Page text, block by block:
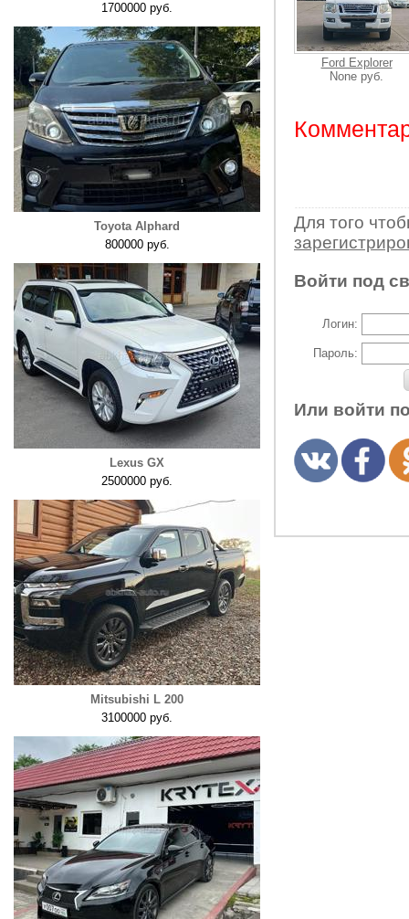
1700000 руб.
Toyota Alphard
800000 руб.
Lexus GX
2500000 руб.
Mitsubishi L 200
3100000 руб.
Ford Explorer
None руб.
Для того
Войти под
Логин:
Пароль:
Или войти